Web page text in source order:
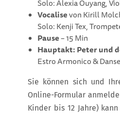
Solo: Alexia Ouyang,
Vocalisevon Kirill
Solo: Kenji Tex,
Pause– 15 Min
Hauptakt: Peter und
Estro Armonico &
Sie können sich und
Online-Formular
Kinder bis 12 Jahre)